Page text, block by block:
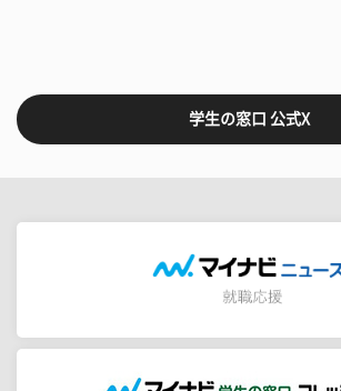
学生の窓口 公式X